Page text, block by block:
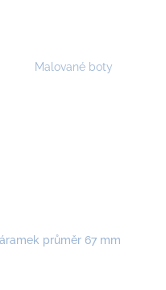
Malované boty
průměr 67 mm